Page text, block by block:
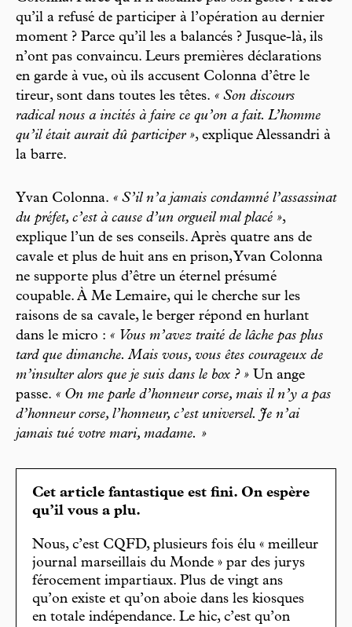
qu’il a refusé de participer à l’opération au dernier
moment ? Parce qu’il les a balancés ? Jusque-là, ils
n’ont pas convaincu. Leurs premières déclarations
en garde à vue, où ils accusent Colonna d’être le
tireur, sont dans toutes les têtes. « Son discours
radical nous a incités à faire ce qu’on a fait. L’homme
qu’il était aurait dû participer », explique Alessandri à
la barre.
Yvan Colonna. « S’il n’a jamais condamné l’assassinat
du préfet, c’est à cause d’un orgueil mal placé »,
explique l’un de ses conseils. Après quatre ans de
cavale et plus de huit ans en prison, Yvan Colonna
ne supporte plus d’être un éternel présumé
coupable. À Me Lemaire, qui le cherche sur les
raisons de sa cavale, le berger répond en hurlant
dans le micro : « Vous m’avez traité de lâche pas plus
tard que dimanche. Mais vous, vous êtes courageux de
m’insulter alors que je suis dans le box ? » Un ange
passe. « On me parle d’honneur corse, mais il n’y a pas
d’honneur corse, l’honneur, c’est universel. Je n’ai
jamais tué votre mari, madame. »
Cet article fantastique est fini. On espère
qu’il vous a plu.
Nous, c’est CQFD, plusieurs fois élu « meilleur
journal marseillais du Monde » par des jurys
férocement impartiaux. Plus de vingt ans
qu’on existe et qu’on aboie dans les kiosques
en totale indépendance. Le hic, c’est qu’on